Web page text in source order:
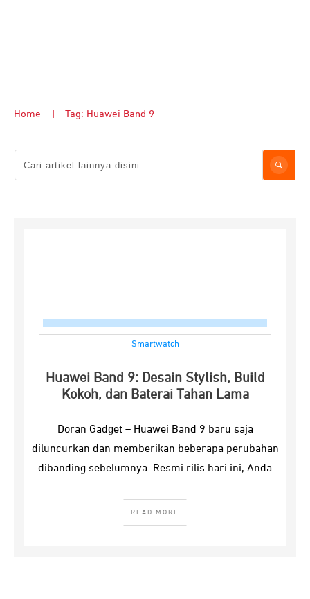
Home Tag: Huawei Band 9
Smartwatch
Huawei Band 9: Desain Stylish, Build
Kokoh, dan Baterai Tahan Lama
Doran Gadget – Huawei Band 9 baru saja
diluncurkan dan memberikan beberapa perubahan
dibanding sebelumnya. Resmi rilis hari ini, Anda
READ MORE